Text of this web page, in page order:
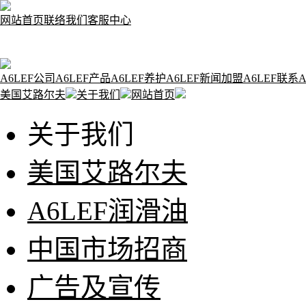
网站首页联络我们 客服中心
A6LEF公司 A6LEF产品A6LEF养护A6LEF新闻加盟A6LEF联系
美国艾路尔夫
关于我们 网站首页
关于我们
美国艾路尔夫
A6LEF润滑油
中国市场招商
广告及宣传